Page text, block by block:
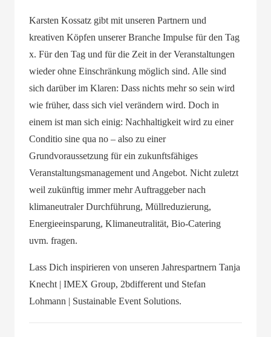
Karsten Kossatz gibt mit unseren Partnern und
kreativen Köpfen unserer Branche Impulse für den Tag
x. Für den Tag und für die Zeit in der Veranstaltungen
wieder ohne Einschränkung möglich sind. Alle sind
sich darüber im Klaren: Dass nichts mehr so sein wird
wie früher, dass sich viel verändern wird. Doch in
einem ist man sich einig: Nachhaltigkeit wird zu einer
Conditio sine qua no – also zu einer
Grundvoraussetzung für ein zukunftsfähiges
Veranstaltungsmanagement und Angebot. Nicht zuletzt
weil zukünftig immer mehr Auftraggeber nach
klimaneutraler Durchführung, Müllreduzierung,
Energieeinsparung, Klimaneutralität, Bio-Catering
uvm. fragen.
Lass Dich inspirieren von unseren Jahrespartnern Tanja
Knecht | IMEX Group, 2bdifferent und Stefan
Lohmann | Sustainable Event Solutions.